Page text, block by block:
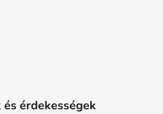
érdekességek